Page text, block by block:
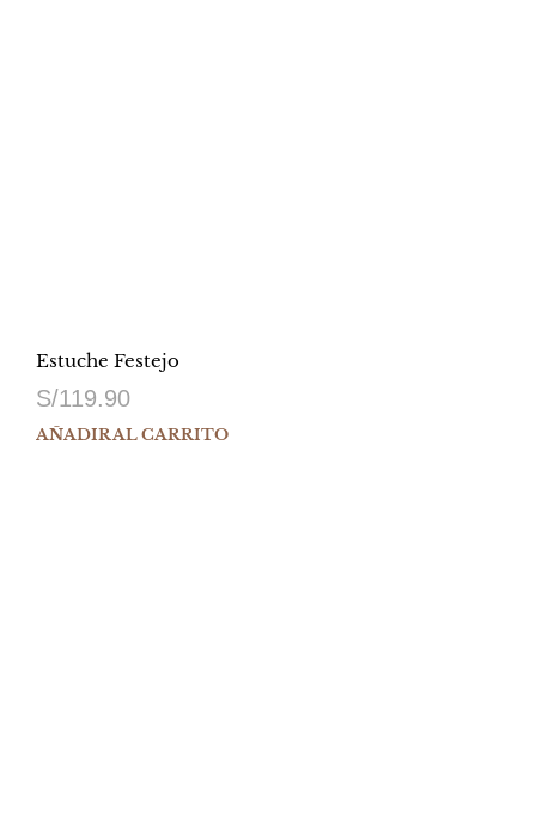
Estuche Festejo
S/119.90
AÑADIR AL CARRITO